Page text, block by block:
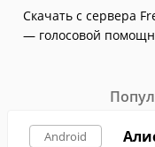
Скачать с сервера
— голосовой
Android